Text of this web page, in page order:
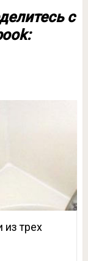
с
трех